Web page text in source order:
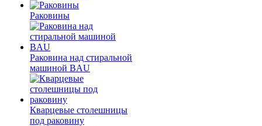
Раковины
Раковина над стиральной
машиной BAU
Кварцевые столешницы
под раковину